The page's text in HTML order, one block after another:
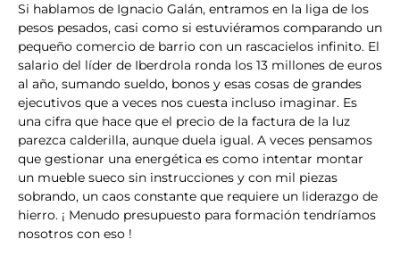
Si hablamos de Ignacio Galán, entramos en la liga de los
pesos pesados, casi como si estuviéramos comparando un
pequeño comercio de barrio con un rascacielos infinito. El
salario del líder de Iberdrola ronda los 13 millones de euros
al año, sumando sueldo, bonos y esas cosas de grandes
ejecutivos que a veces nos cuesta incluso imaginar. Es
una cifra que hace que el precio de la factura de la luz
parezca calderilla, aunque duela igual. A veces pensamos
que gestionar una energética es como intentar montar
un mueble sueco sin instrucciones y con mil piezas
sobrando, un caos constante que requiere un liderazgo de
hierro. ¡ Menudo presupuesto para formación tendríamos
nosotros con eso !